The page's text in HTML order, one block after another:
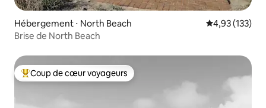
Hébergement ⋅ North Beach Évaluation
4,93 (133)
Brise de North Beach
Coups de cœur voyageurs les plus appréciés
Coup de cœur voyageurs